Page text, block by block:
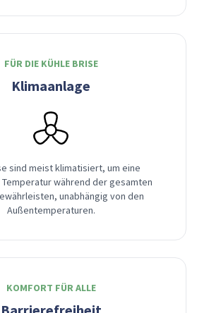
FÜR DIE KÜHLE BRISE
Klimaanlage
sind meist klimatisiert, um eine
Temperatur während der gesamten
unabhängig von den
Außentemperaturen.
KOMFORT FÜR ALLE